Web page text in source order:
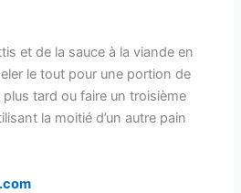
et de la sauce à la viande en
le tout pour une portion de
tard ou faire un troisième
la moitié d’un autre pain